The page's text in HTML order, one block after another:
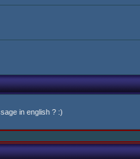
in english ? :)